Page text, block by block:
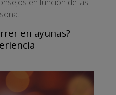
en función de las
en ayunas?